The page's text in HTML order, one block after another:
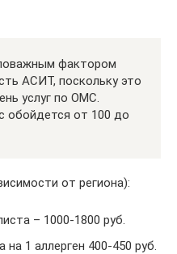
фактором
АСИТ, поскольку это
услуг по ОМС.
обойдется от 100 до
от региона):
– 1000-1800 руб.
1 аллерген 400-450 руб.